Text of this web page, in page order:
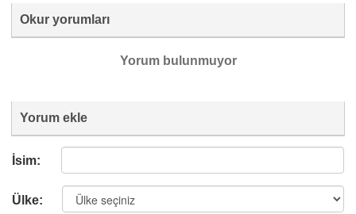
Okur yorumları
Yorum bulunmuyor
Yorum ekle
İsim:
Ülke: